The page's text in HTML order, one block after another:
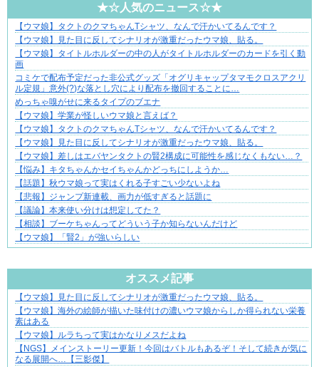
★☆人気のニュース☆★
平穏が少しずつ壊れていく家族の物語。
【ウマ娘】タクトのクマちゃんTシャツ、なんで汗かいてるんです？
【ウマ娘】見た目に反してシナリオが激重だったウマ娘、貼る。
【ウマ娘】タイトルホルダーの中の人がタイトルホルダーのカードを引く動
画
コミケで配布予定だった非公式グッズ「オグリキャップタマモクロスアクリ
ル定規」意外(?)な落とし穴により配布を撤回することに…
めっちゃ嗅がせに来るタイプのブエナ
【ウマ娘】学業が怪しいウマ娘と言えば？
【ウマ娘】タクトのクマちゃんTシャツ、なんで汗かいてるんです？
【ウマ娘】見た目に反してシナリオが激重だったウマ娘、貼る。
【ウマ娘】差しはエバヤンタクトの賢2構成に可能性を感じなくもない…？
【悩み】キタちゃんかセイちゃんかどっちにしようか…
【話題】秋ウマ娘って実はくれる子すごい少ないよね
【悲報】ジャンプ新連載、画力が低すぎると話題に
【議論】本来使い分けは想定してた？
【相談】ブーケちゃんってどういう子か知らないんだけど
【ウマ娘】「賢2」が強いらしい
オススメ記事
結婚生活の「当たり前」が壊れる瞬間
【ウマ娘】見た目に反してシナリオが激重だったウマ娘、貼る。
【ウマ娘】海外の絵師が描いた味付けの濃いウマ娘からしか得られない栄養
素はある
【ウマ娘】ルラちって実はかなりメスだよね
【NGS】メインストーリー更新！今回はバトルもあるぞ！そして続きが気に
なる展開へ…【三影傑】